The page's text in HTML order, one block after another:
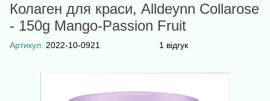
Колаген для краси, Alldeynn Collarose
- 150g Mango-Passion Fruit
Артикул: 2022-10-0921 1 відгук